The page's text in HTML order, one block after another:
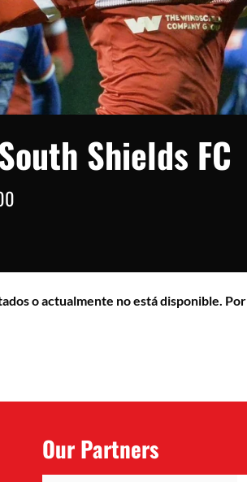
Shields FC
o actualmente no está disponible.
Our Partners